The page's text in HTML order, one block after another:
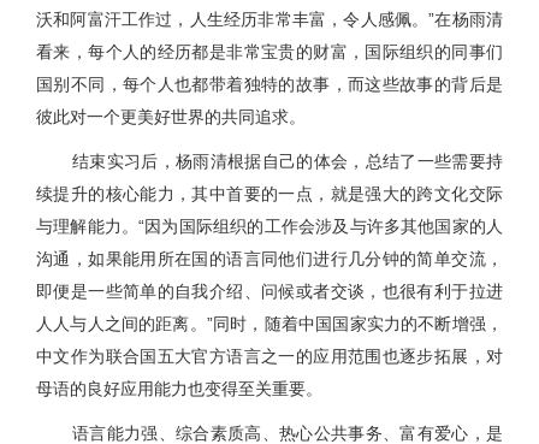
沃和阿富汗工作过，人生经历非常丰富，令人感佩。”在杨雨清
看来，每个人的经历都是非常宝贵的财富，国际组织的同事们
国别不同，每个人也都带着独特的故事，而这些故事的背后是
彼此对一个更美好世界的共同追求。
结束实习后，杨雨清根据自己的体会，总结了一些需要持
续提升的核心能力，其中首要的一点，就是强大的跨文化交际
与理解能力。“因为国际组织的工作会涉及与许多其他国家的人
沟通，如果能用所在国的语言同他们进行几分钟的简单交流，
即便是一些简单的自我介绍、问候或者交谈，也很有利于拉进
人人与人之间的距离。”同时，随着中国国家实力的不断增强，
中文作为联合国五大官方语言之一的应用范围也逐步拓展，对
母语的良好应用能力也变得至关重要。
语言能力强、综合素质高、热心公共事务、富有爱心，是